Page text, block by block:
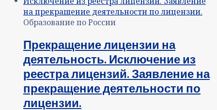
Образование по России
Прекращение лицензии на
деятельность. Исключение из
реестра лицензий. Заявление на
прекращение деятельности по
лицензии.